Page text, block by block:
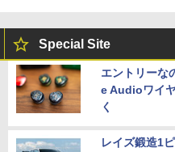
Special Site
エントリーな
e Audioワイ
く
レイズ鍛造1